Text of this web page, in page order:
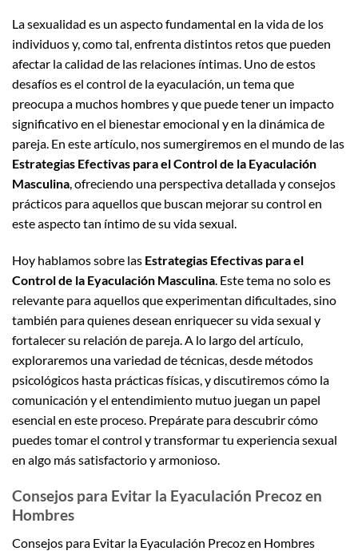
La sexualidad es un aspecto fundamental en la vida de los
individuos y, como tal, enfrenta distintos retos que pueden
afectar la calidad de las relaciones íntimas. Uno de estos
desafíos es el control de la eyaculación, un tema que
preocupa a muchos hombres y que puede tener un impacto
significativo en el bienestar emocional y en la dinámica de
pareja. En este artículo, nos sumergiremos en el mundo de las
Estrategias Efectivas para el Control de la Eyaculación
Masculina, ofreciendo una perspectiva detallada y consejos
prácticos para aquellos que buscan mejorar su control en
este aspecto tan íntimo de su vida sexual.
Hoy hablamos sobre las Estrategias Efectivas para el
Control de la Eyaculación Masculina. Este tema no solo es
relevante para aquellos que experimentan dificultades, sino
también para quienes desean enriquecer su vida sexual y
fortalecer su relación de pareja. A lo largo del artículo,
exploraremos una variedad de técnicas, desde métodos
psicológicos hasta prácticas físicas, y discutiremos cómo la
comunicación y el entendimiento mutuo juegan un papel
esencial en este proceso. Prepárate para descubrir cómo
puedes tomar el control y transformar tu experiencia sexual
en algo más satisfactorio y armonioso.
Consejos para Evitar la Eyaculación Precoz en
Hombres
Consejos para Evitar la Eyaculación Precoz en Hombres